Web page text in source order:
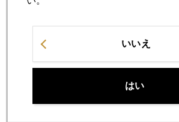
新興国から日本株へマネー流入加速
いいえ
はい